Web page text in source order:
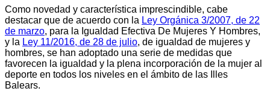
Como novedad y característica imprescindible, cabe
destacar que de acuerdo con la Ley Orgánica 3/2007, de 22
de marzo, para la Igualdad Efectiva De Mujeres Y Hombres,
y la Ley 11/2016, de 28 de julio, de igualdad de mujeres y
hombres, se han adoptado una serie de medidas que
favorecen la igualdad y la plena incorporación de la mujer al
deporte en todos los niveles en el ámbito de las Illes
Balears.